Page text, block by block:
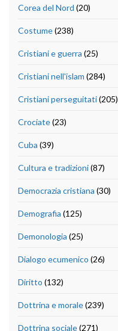
Corea del Nord (20)
Costume(238)
Cristiani e guerra (25)
Cristiani nell'islam (284)
Cristiani perseguitati(205)
Crociate(23)
Cuba (39)
Cultura e tradizioni(87)
Democrazia cristiana (30)
Demografia (125)
Demonologia (25)
Dialogo ecumenico (26)
Diritto (132)
Dottrina e morale(239)
Dottrina sociale(271)